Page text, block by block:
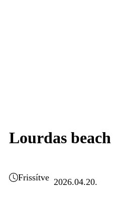
Lourdas beach
Frissítve 2026.04.20.